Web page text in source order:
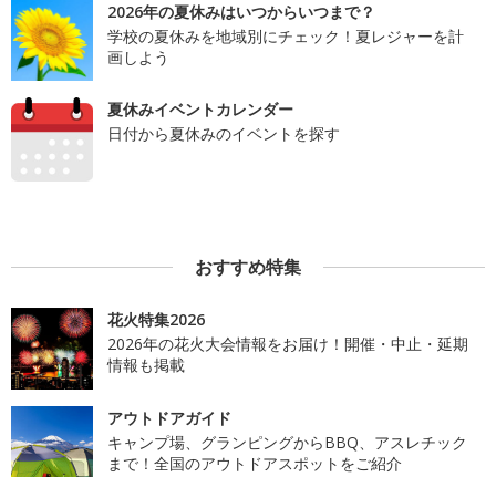
2026年の夏休みはいつからいつまで？
学校の夏休みを地域別にチェック！夏レジャーを計
画しよう
夏休みイベントカレンダー
日付から夏休みのイベントを探す
おすすめ特集
花火特集2026
2026年の花火大会情報をお届け！開催・中止・延期
情報も掲載
アウトドアガイド
キャンプ場、グランピングからBBQ、アスレチック
まで！全国のアウトドアスポットをご紹介